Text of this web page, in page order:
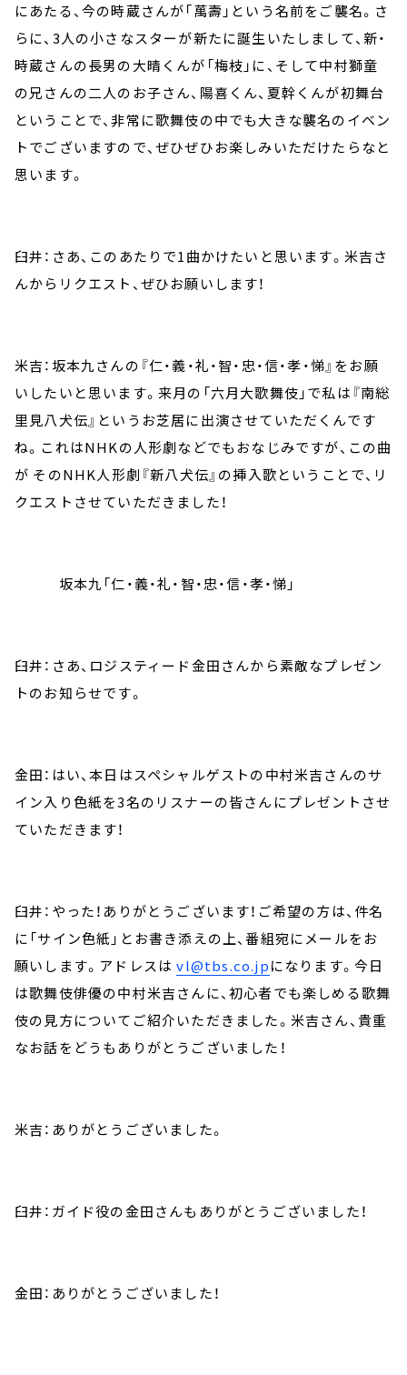
にあたる、今の時蔵さんが「萬壽」という名前をご襲名。さ
らに、3人の小さなスターが新たに誕生いたしまして、新・
時蔵さんの長男の大晴くんが「梅枝」に、そして中村獅童
の兄さんの二人のお子さん、陽喜くん、夏幹くんが初舞台
ということで、非常に歌舞伎の中でも大きな襲名のイベン
トでございますので、ぜひぜひお楽しみいただけたらなと
思います。
臼井：さあ、このあたりで1曲かけたいと思います。米吉さ
んからリクエスト、ぜひお願いします！
米吉：坂本九さんの『仁・義・礼・智・忠・信・孝・悌』をお願
いしたいと思います。来月の「六月大歌舞伎」で私は『南総
里見八犬伝』というお芝居に出演させていただくんです
ね。これはNHKの人形劇などでもおなじみですが、この曲
が そのNHK人形劇『新八犬伝』の挿入歌ということで、リ
クエストさせていただきました！
坂本九「仁・義・礼・智・忠・信・孝・悌」
臼井：さあ、ロジスティード金田さんから素敵なプレゼン
トのお知らせです。
金田：はい、本日はスペシャルゲストの中村米吉さんのサ
イン入り色紙を3名のリスナーの皆さんにプレゼントさせ
ていただきます！
臼井：やった！ありがとうございます！ご希望の方は、件名
に「サイン色紙」とお書き添えの上、番組宛にメールをお
願いします。アドレスはvl@tbs.co.jpになります。今日
は歌舞伎俳優の中村米吉さんに、初心者でも楽しめる歌舞
伎の見方についてご紹介いただきました。米吉さん、貴重
なお話をどうもありがとうございました！
米吉：ありがとうございました。
臼井：ガイド役の金田さんもありがとうございました！
金田：ありがとうございました！